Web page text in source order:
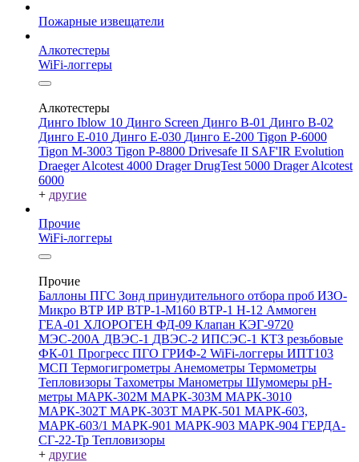
Пожарные извещатели
Алкотестеры
WiFi-логгеры
Алкотестеры
Динго Iblow 10 Динго Screen Динго В-01 Динго В-02
Динго Е-010 Динго Е-030 Динго Е-200 Tigon P-6000
Tigon M-3003 Tigon P-8800 Drivesafe II SAF'IR Evolution
Draeger Alcotest 4000 Drager DrugTest 5000 Drager Alcotest
6000
+ другие
Прочие
WiFi-логгеры
Прочие
Баллоны ПГС Зонд принудительного отбора проб ИЗО-
Микро ВТР ИР ВТР-1-М160 ВТР-1 Н-12 Аммоген
ГЕА-01 ХЛОРОГЕН ФД-09 Клапан КЭГ-9720
МЭС-200А ДВЭС-1 ДВЭС-2 ИПСЭС-1 КТЗ резьбовые
ФК-01 Прогресс ПГО ГРИФ-2 WiFi-логгеры ИПТ103
МСП Термогигрометры Анемометры Термометры
Тепловизоры Тахометры Манометры Шумомеры pH-
метры МАРК-302М МАРК-303М МАРК-3010
МАРК-302Т МАРК-303Т МАРК-501 МАРК-603,
МАРК-603/1 МАРК-901 МАРК-903 МАРК-904 ГЕРДА-
СГ-22-Тр Тепловизоры
+ другие